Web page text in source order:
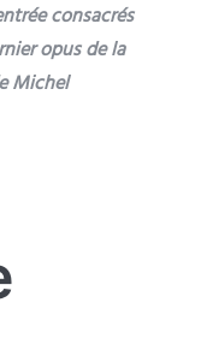
consacrés
opus de la
Michel